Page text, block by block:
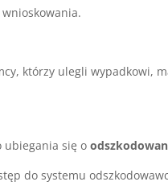
którzy ulegli wypadkowi,
ubiegania się o
do systemu